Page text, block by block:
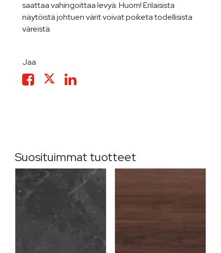
saattaa vahingoittaa levyä. Huom! Erilaisista
näytöistä johtuen värit voivat poiketa todellisista
väreistä.
Jaa
Suosituimmat tuotteet